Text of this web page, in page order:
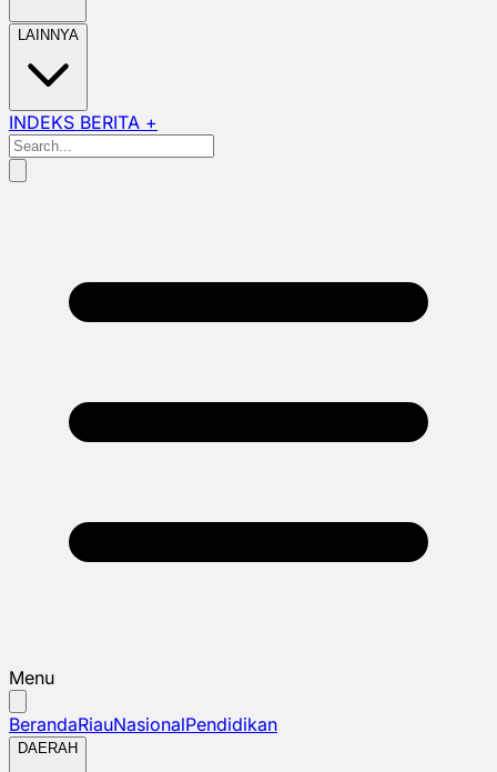
LAINNYA
INDEKS BERITA +
Menu
BerandaRiauNasionalPendidikan
DAERAH